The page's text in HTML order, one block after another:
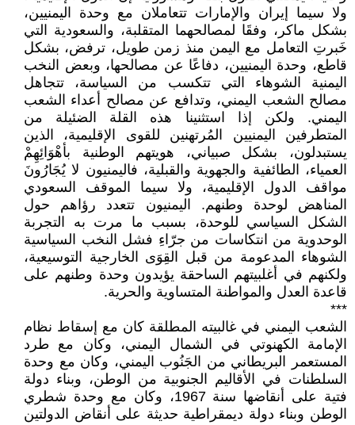
ولا سيما إيران والإمارات تتعاملان مع وحدة اليمنيين،
بشكل ماكر، وفقَا لمصالحهما المتقلبة، والسعودية التي
خَبرتِ التعامل مع اليمن منذ زمن طويل، ترفض، بشكل
قاطع، وحدة اليمنيين، دفاعًا عن مصالحها، وبعض النخب
اليمنية الشوهاء التي تتكسب من السياسة، تتجاهل
مصالح الشعب اليمني، وتدافع عن مصالح أعداء الشعب
اليمني. ولكن إذا استثنينا هذه القلة الضئيلة من
المتطرفين اليمنيين المُرتهنين للقوى الإقليمية، الذين
يستبدلون، بشكل صبياني، هويتهم الوطنية بأهْوَائِهِمْ
العمياء، الطائفية والجهوية والقبلية، فاليمنيون لا يُجَارُونَ
مواقف الدول الإقليمية، ولا سيما الموقف السعودي
المناهض لوحدة وطنهم. اليمنيون تتعدد رؤاهم حول
الشكل السياسي للوحدة، بسبب ما مرت به التجربة
الوحدوية من انتكاسات من جرّاءِ فشل النخب السياسية
الشوهاء المدعومة من قبل القِوَى الخارجية التوسيعية،
ولكنهم في أغلبيتهم الساحقة يؤيدون وحدة وطنهم على
قاعدة العدل والمواطنة المتساوية والحرية.
***
الشعب اليمني في غالبيته المطلقة كان مع إسقاط نظام
الإمامة الكهنوتي في الشمال اليمني، وكان مع طرد
المستعمر البريطاني من الجَنُوب اليمني، وكان مع وحدة
السلطنات في الأقاليم الجنوبية من الوطن، وبناء دولة
فتية على أنقاضها سنة 1967، وكان مع وحدة شطري
الوطن وبناء دولة ديمقراطية حديثة على أنقاض الدولتين